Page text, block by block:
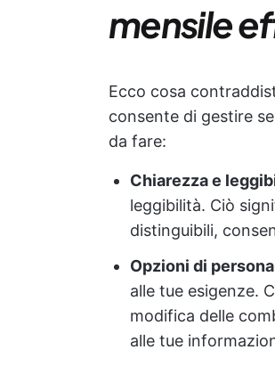
mensile
Ecco cosa
consente di gestire
da fare:
Chiarezza e
leggibilità. Ciò
distinguibili,
Opzioni di
alle tue esigenze.
modifica delle
alle tue